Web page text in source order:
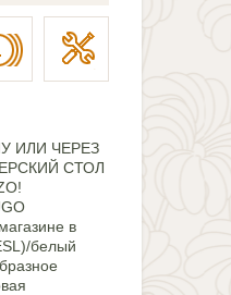
ИЛИ ЧЕРЕЗ
СТОЛ
в
белый